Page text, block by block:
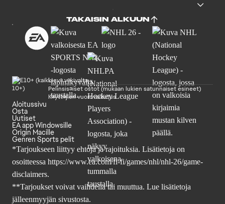
TAKAISIN ALKUUN
Lievä väkivalta
Pelinsisäiset ostot (mukaan lukien satunnaiset esineet)
Käyttäjien vuorovaikutus
Aloitussivu
Osta
Uutiset
EA app Windowsille
Origin Macille
Genren Sports pelit
*Tarjoukseen liittyy ehtoja ja rajoituksia. Lisätietoja on
osoitteessa https://www.ea.com/fi-fi/games/nhl/nhl-26/game-
disclaimers.
**Tarjoukset voivat vaihdella tai muuttua. Lue lisätietoja
jälleenmyyjän sivustosta.